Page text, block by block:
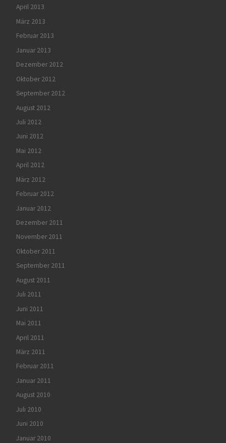
April 2013
März 2013
Februar 2013
Januar 2013
Dezember 2012
Oktober 2012
September 2012
August 2012
Juli 2012
Juni 2012
Mai 2012
April 2012
März 2012
Februar 2012
Januar 2012
Dezember 2011
November 2011
Oktober 2011
September 2011
August 2011
Juli 2011
Juni 2011
Mai 2011
April 2011
März 2011
Februar 2011
Januar 2011
August 2010
Juli 2010
Juni 2010
Januar 2010